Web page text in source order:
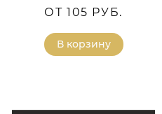
ОТ 105 РУБ.
В корзину